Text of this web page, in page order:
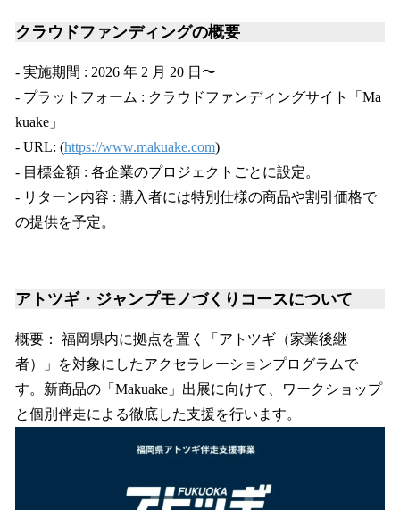
クラウドファンディングの概要
- 実施期間 : 2026 年 2 月 20 日〜
- プラットフォーム : クラウドファンディングサイト「Ma
kuake」
- URL: (https://www.makuake.com)
- 目標金額 : 各企業のプロジェクトごとに設定。
- リターン内容 : 購入者には特別仕様の商品や割引価格で
の提供を予定。
アトツギ・ジャンプモノづくりコースについて
概要： 福岡県内に拠点を置く「アトツギ（家業後継
者）」を対象にしたアクセラレーションプログラムで
す。新商品の「Makuake」出展に向けて、ワークショップ
と個別伴走による徹底した支援を行います。